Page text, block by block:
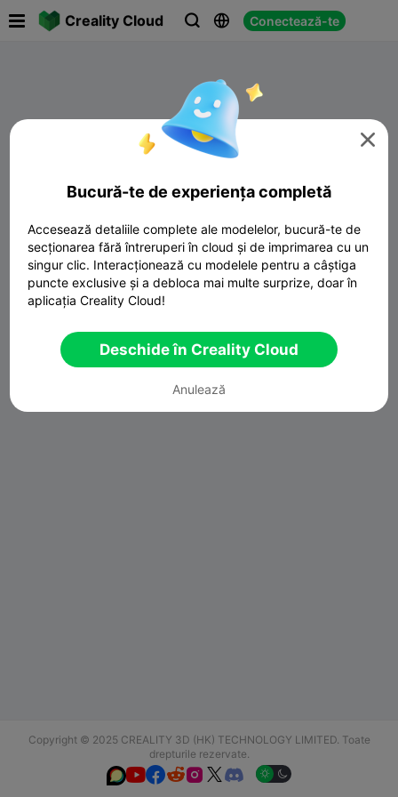
Creality Cloud   Conectează-te
Nu există date
Copyright © 2025 CREALITY 3D (HK) TECHNOLOGY LIMITED. Toate
drepturile rezervate.
  

Bucură-te de experiența completă
Accesează detaliile complete ale modelelor, bucură-te de
secționarea fără întreruperi în cloud și de imprimarea cu un
singur clic. Interacționează cu modelele pentru a câștiga
puncte exclusive și a debloca mai multe surprize, doar în
aplicația Creality Cloud!
Deschide în Creality Cloud
Anulează